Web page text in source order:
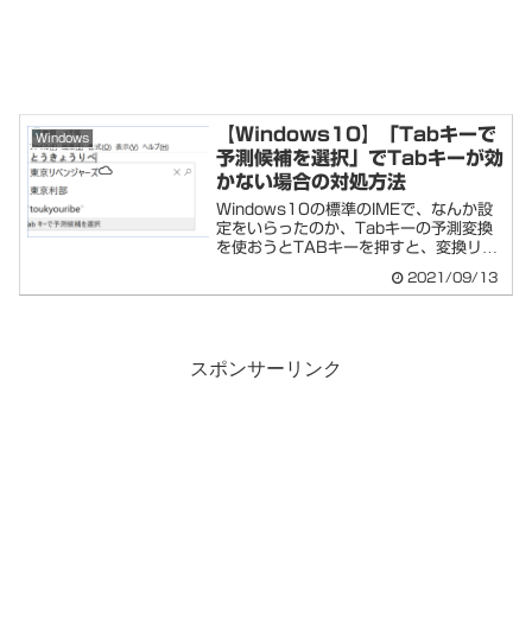
Windows
【Windows10】「Tabキーで
予測候補を選択」でTabキーが効
かない場合の対処方法
Windows10の標準のIMEで、なんか設
定をいらったのか、Tabキーの予測変換
を使おうとTABキーを押すと、変換リ
2021/09/13
スポンサーリンク